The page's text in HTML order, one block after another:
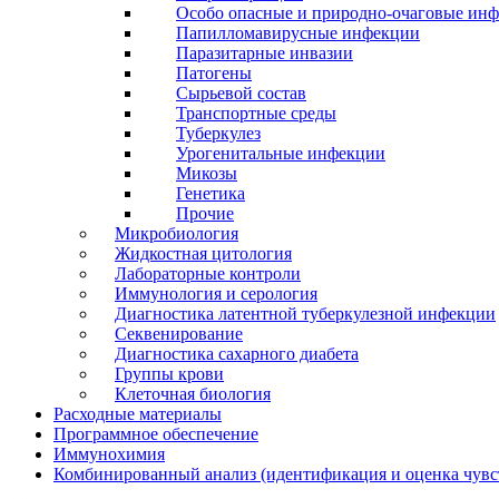
Особо опасные и природно-очаговые
Папилломавирусные инфекции
Паразитарные инвазии
Патогены
Сырьевой состав
Транспортные среды
Туберкулез
Урогенитальные инфекции
Микозы
Генетика
Прочие
Микробиология
Жидкостная цитология
Лабораторные контроли
Иммунология и серология
Диагностика латентной туберкулезной инфекции
Секвенирование
Диагностика сахарного диабета
Группы крови
Клеточная биология
Расходные материалы
Программное обеспечение
Иммунохимия
Комбинированный анализ (идентификация и оценка